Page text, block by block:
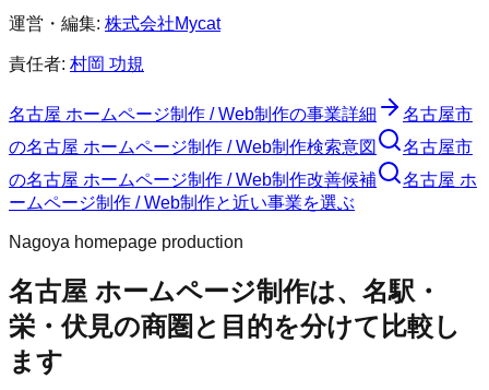
運営・編集: 株式会社Mycat
責任者: 村岡 功規
名古屋 ホームページ制作 / Web制作の事業詳細
名古屋市
の名古屋 ホームページ制作 / Web制作検索意図
名古屋市
の名古屋 ホームページ制作 / Web制作改善候補
名古屋 ホ
ームページ制作 / Web制作と近い事業を選ぶ
Nagoya homepage production
名古屋 ホームページ制作は、名駅・
栄・伏見の商圏と目的を分けて比較し
ます